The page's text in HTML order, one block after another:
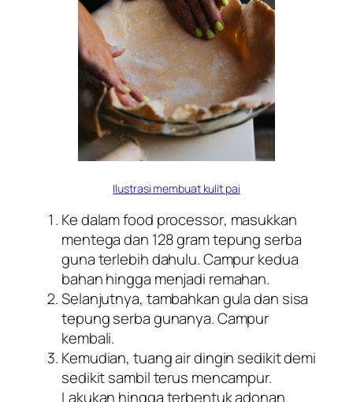
Ilustrasi membuat kulit pai
Ke dalamfood processor, masukkan
mentega dan 128 gram tepung serba
guna terlebih dahulu. Campur kedua
bahan hingga menjadi remahan.
Selanjutnya, tambahkan gula dan sisa
tepung serba gunanya. Campur
kembali.
Kemudian, tuang air dingin sedikit demi
sedikit sambil terus mencampur.
Lakukan hingga terbentuk adonan.